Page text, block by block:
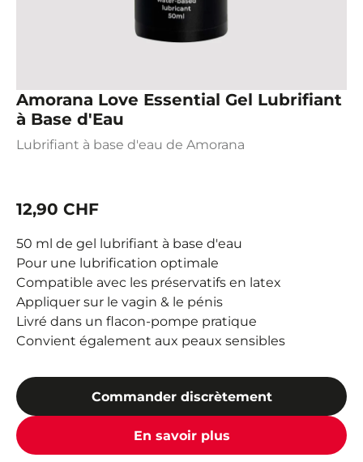
Amorana Love Essential Gel Lubrifiant
à Base d'Eau
Lubrifiant à base d'eau de Amorana
12,90 CHF
50 ml de gel lubrifiant à base d'eau
Pour une lubrification optimale
Compatible avec les préservatifs en latex
Appliquer sur le vagin & le pénis
Livré dans un flacon-pompe pratique
Convient également aux peaux sensibles
Commander discrètement
En savoir plus